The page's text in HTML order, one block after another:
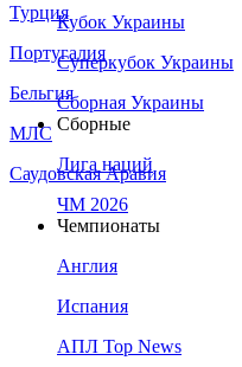
Турция
Португалия
Бельгия
МЛС
Саудовская Аравия
Кубок Украины
Суперкубок Украины
Сборная Украины
Сборные
Лига наций
ЧМ 2026
Чемпионаты
Англия
Испания
АПЛ Top News